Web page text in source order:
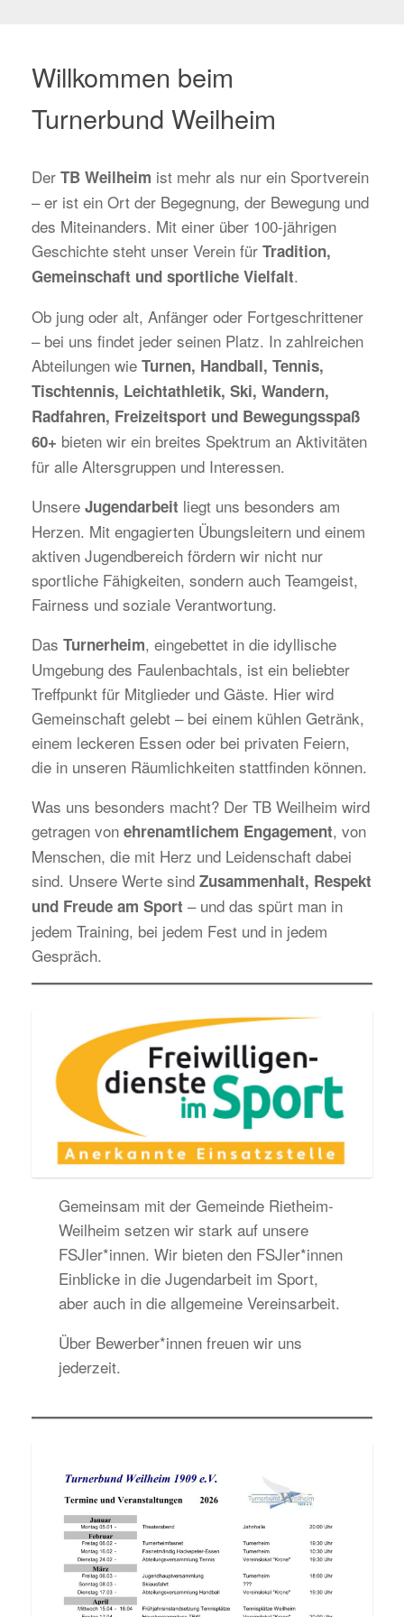
Willkommen beim
Turnerbund Weilheim
Der TB Weilheim ist mehr als nur ein Sportverein
– er ist ein Ort der Begegnung, der Bewegung und
des Miteinanders. Mit einer über 100-jährigen
Geschichte steht unser Verein für Tradition,
Gemeinschaft und sportliche Vielfalt.
Ob jung oder alt, Anfänger oder Fortgeschrittener
– bei uns findet jeder seinen Platz. In zahlreichen
Abteilungen wie Turnen, Handball, Tennis,
Tischtennis, Leichtathletik, Ski, Wandern,
Radfahren, Freizeitsport und Bewegungsspaß
60+ bieten wir ein breites Spektrum an Aktivitäten
für alle Altersgruppen und Interessen.
Unsere Jugendarbeit liegt uns besonders am
Herzen. Mit engagierten Übungsleitern und einem
aktiven Jugendbereich fördern wir nicht nur
sportliche Fähigkeiten, sondern auch Teamgeist,
Fairness und soziale Verantwortung.
Das Turnerheim, eingebettet in die idyllische
Umgebung des Faulenbachtals, ist ein beliebter
Treffpunkt für Mitglieder und Gäste. Hier wird
Gemeinschaft gelebt – bei einem kühlen Getränk,
einem leckeren Essen oder bei privaten Feiern,
die in unseren Räumlichkeiten stattfinden können.
Was uns besonders macht? Der TB Weilheim wird
getragen von ehrenamtlichem Engagement, von
Menschen, die mit Herz und Leidenschaft dabei
sind. Unsere Werte sind Zusammenhalt, Respekt
und Freude am Sport – und das spürt man in
jedem Training, bei jedem Fest und in jedem
Gespräch.
Gemeinsam mit der Gemeinde Rietheim-
Weilheim setzen wir stark auf unsere
FSJler*innen. Wir bieten den FSJler*innen
Einblicke in die Jugendarbeit im Sport,
aber auch in die allgemeine Vereinsarbeit.
Über Bewerber*innen freuen wir uns
jederzeit.